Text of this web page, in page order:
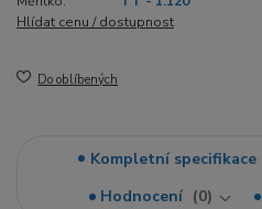
Hlídat cenu / dostupnost
Do oblíbených
Kompletní specifikace
Hodnocení
0